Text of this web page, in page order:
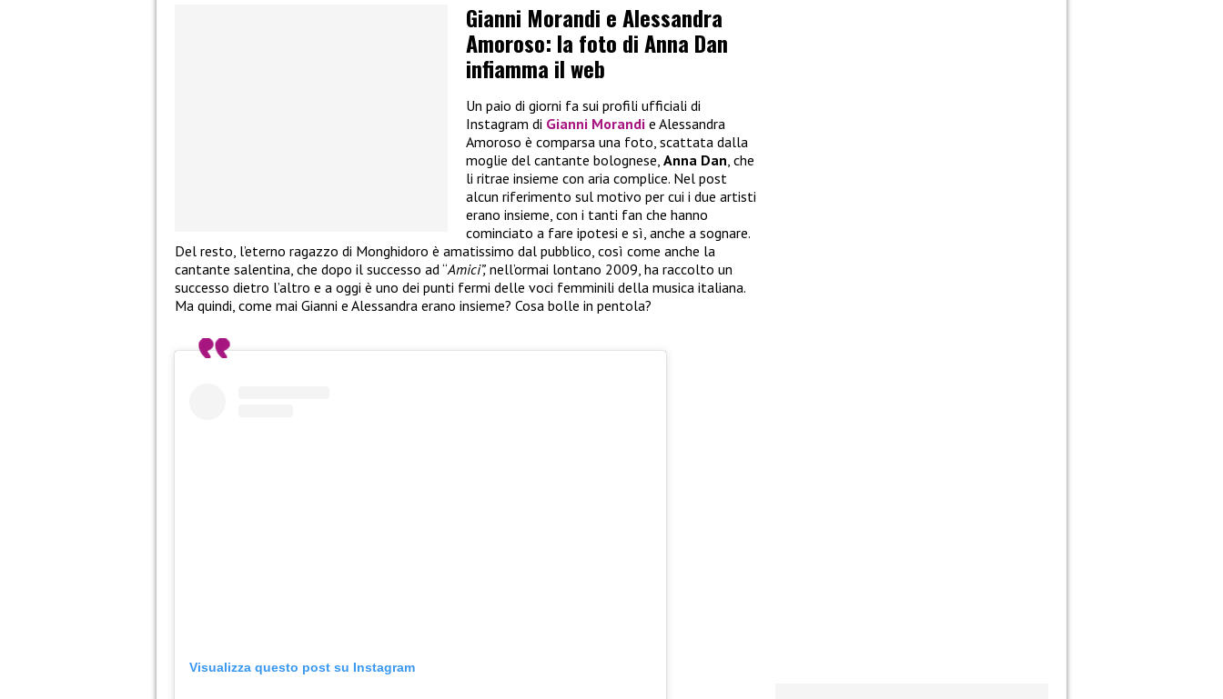
Gianni Morandi e Alessandra
Amoroso: la foto di Anna Dan
infiamma il web
Un paio di giorni fa sui profili ufficiali di
Instagram di Gianni Morandi e Alessandra
Amoroso è comparsa una foto, scattata dalla
moglie del cantante bolognese, Anna Dan, che
li ritrae insieme con aria complice. Nel post
alcun riferimento sul motivo per cui i due artisti
erano insieme, con i tanti fan che hanno
cominciato a fare ipotesi e sì, anche a sognare.
Del resto, l’eterno ragazzo di Monghidoro è amatissimo dal pubblico, così come anche la
cantante salentina, che dopo il successo ad “Amici”, nell’ormai lontano 2009, ha raccolto un
successo dietro l’altro e a oggi è uno dei punti fermi delle voci femminili della musica italiana.
Ma quindi, come mai Gianni e Alessandra erano insieme? Cosa bolle in pentola?
Visualizza questo post su Instagram